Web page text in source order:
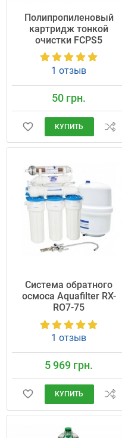
Полипропиленовый
картридж тонкой
очистки FCPS5
1 отзыв
50 грн.
КУПИТЬ
Система обратного
осмоса Aquafilter RX-
RO7-75
1 отзыв
5 969 грн.
КУПИТЬ